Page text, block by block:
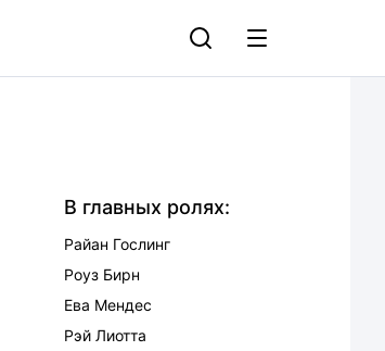
В главных ролях:
Райан Гослинг
Роуз Бирн
Ева Мендес
Рэй Лиотта